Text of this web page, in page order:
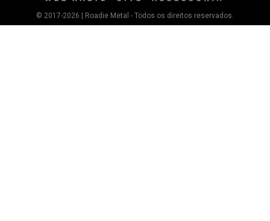
© 2017-2026 | Roadie Metal - Todos os direitos reservados.